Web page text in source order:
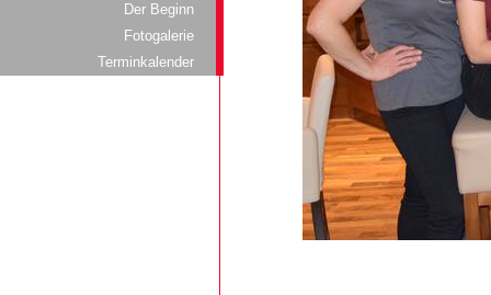
Der Beginn
Fotogalerie
Terminkalender